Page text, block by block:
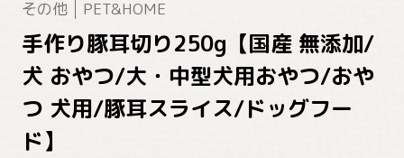
その他
PET&HOME
手作り豚耳切り250g【国産 無添加/
犬 おやつ/大・中型犬用おやつ/おや
つ 犬用/豚耳スライス/ドッグフー
ド】